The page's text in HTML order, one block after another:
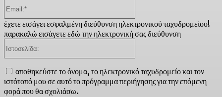
έχετε εισάγει εσφαλμένη διεύθυνση ηλεκτρονικού ταχυδρομείου!
παρακαλώ εισάγετε εδώ την ηλεκτρονική σας διεύθυνση
αποθηκεύστε το όνομα, το ηλεκτρονικό ταχυδρομείο και τον
ιστότοπό μου σε αυτό το πρόγραμμα περιήγησης για την επόμενη
φορά που θα σχολιάσω.